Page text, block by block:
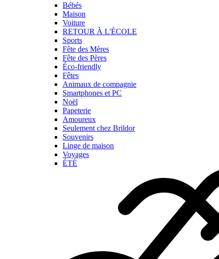
Bébés
Maison
Voiture
RETOUR À L'ÉCOLE
Sports
Fête des Mères
Fête des Pères
Éco-friendly
Fêtes
Animaux de compagnie
Smartphones et PC
Noël
Papeterie
Amoureux
Seulement chez Brildor
Souvenirs
Linge de maison
Voyages
ÉTÉ